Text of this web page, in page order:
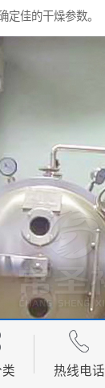
定佳的干燥参数。
热线电话